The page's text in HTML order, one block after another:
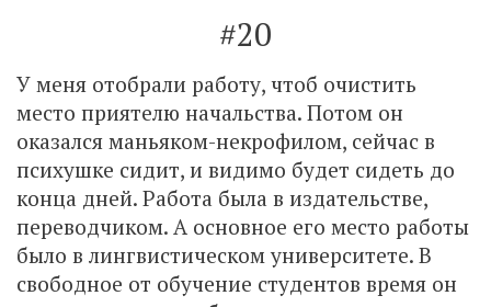
#20
У меня отобрали работу, чтоб очистить
место приятелю начальства. Потом он
оказался маньяком-некрофилом, сейчас в
психушке сидит, и видимо будет сидеть до
конца дней. Работа была в издательстве,
переводчиком. А основное его место работы
было в лингвистическом университете. В
свободное от обучение студентов время он